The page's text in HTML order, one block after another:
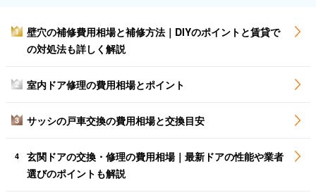
1
壁穴の補修費用相場と補修方法｜DIYのポイントと賃貸で
の対処法も詳しく解説
2 室内ドア修理の費用相場とポイント
3 サッシの戸車交換の費用相場と交換目安
4
玄関ドアの交換・修理の費用相場｜最新ドアの性能や業者
選びのポイントも解説